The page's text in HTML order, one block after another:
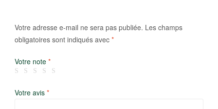
Votre adresse e-mail ne sera pas publiée. Les champs
obligatoires sont indiqués avec *
Votre note *
Votre avis *